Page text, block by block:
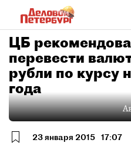
ЦБ
перевести
рубли по курсу
года
23 января 2015 17:07